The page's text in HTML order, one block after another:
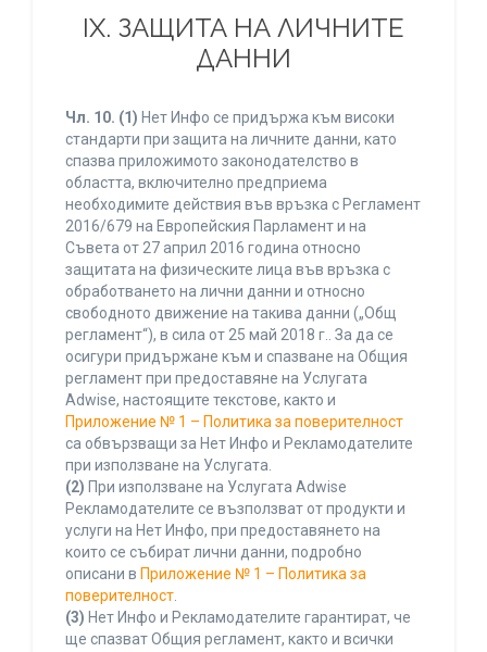
IХ. ЗАЩИТА НА ЛИЧНИТЕ
ДАННИ
Чл. 10. (1) Нет Инфо се придържа към високи
стандарти при защита на личните данни, като
спазва приложимото законодателство в
областта, включително предприема
необходимите действия във връзка с Регламент
2016/679 на Европейския Парламент и на
Съвета от 27 април 2016 година относно
защитата на физическите лица във връзка с
обработването на лични данни и относно
свободното движение на такива данни („Общ
регламент“), в сила от 25 май 2018 г.. За да се
осигури придържане към и спазване на Общия
регламент при предоставяне на Услугата
Adwise, настоящите текстове, както и
Приложение № 1 – Политика за поверителност
са обвързващи за Нет Инфо и Рекламодателите
при използване на Услугата.
(2) При използване на Услугата Adwise
Рекламодателите се възползват от продукти и
услуги на Нет Инфо, при предоставянето на
които се събират лични данни, подробно
описани в Приложение № 1 – Политика за
поверителност.
(3) Нет Инфо и Рекламодателите гарантират, че
ще спазват Общия регламент, както и всички